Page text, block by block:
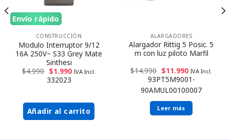
Envío rápido
CONSTRUCCIÓN
Modulo Interruptor 9/12
16A 250V~ S33 Grey Mate
Sinthesi
$4.990 $1.990 IVA Incl.
332023
Añadir al carrito
ALARGADORES
Alargador Rittig 5 Posic. 5
m con luz piloto Marfil
$14.990 $11.990 IVA Incl.
93PT5M9001-
90AMUL00100007
Leer más